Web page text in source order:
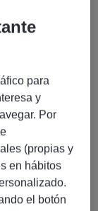
usuario.
y la
operaciones
para
y
Por
(propias y
en hábitos
el botón